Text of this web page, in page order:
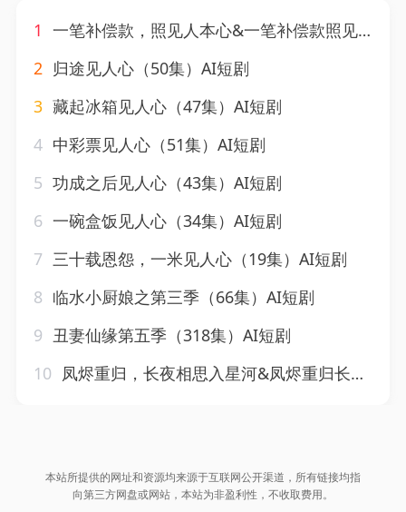
1 一笔补偿款，照见人本心&一笔补偿款照见人本心（51集）AI短剧
2 归途见人心（50集）AI短剧
3 藏起冰箱见人心（47集）AI短剧
4 中彩票见人心（51集）AI短剧
5 功成之后见人心（43集）AI短剧
6 一碗盒饭见人心（34集）AI短剧
7 三十载恩怨，一米见人心（19集）AI短剧
8 临水小厨娘之第三季（66集）AI短剧
9 丑妻仙缘第五季（318集）AI短剧
10 凤烬重归，长夜相思入星河&凤烬重归长夜相思入星河（122集）AI短剧
本站所提供的网址和资源均来源于互联网公开渠道，所有链接均指
向第三方网盘或网站，本站为非盈利性，不收取费用。